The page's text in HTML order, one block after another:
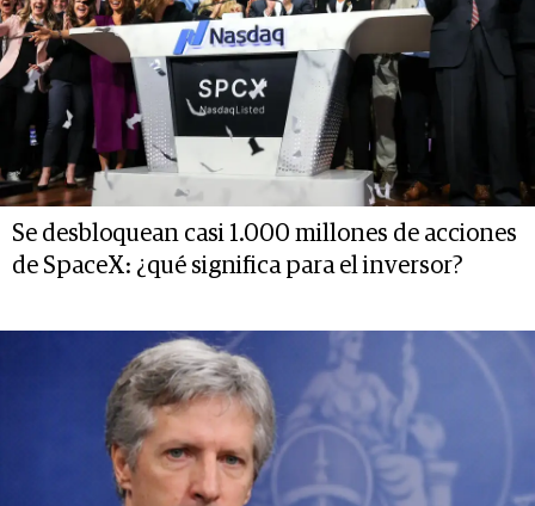
Se desbloquean casi 1.000 millones de acciones
de SpaceX: ¿qué significa para el inversor?